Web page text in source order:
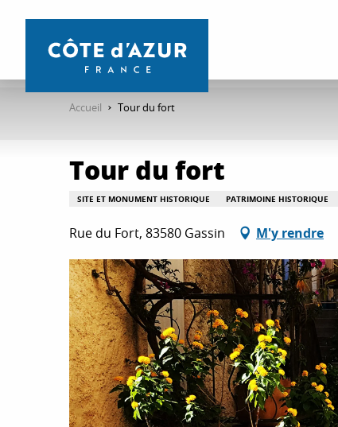
contenu
Accueil Tour du fort
Tour du fort
SITE ET MONUMENT HISTORIQUE PATRIMOINE HISTORIQUE
Rue du Fort, 83580 Gassin M'y rendre